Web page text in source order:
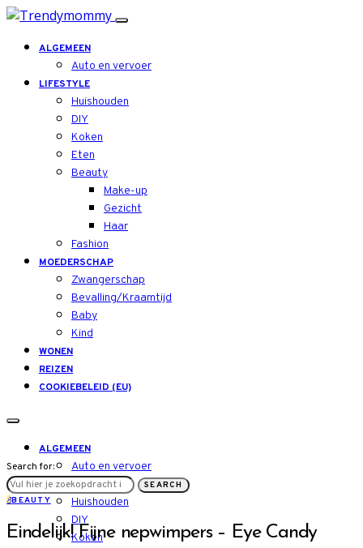
ALGEMEEN
Auto en vervoer
LIFESTYLE
Huishouden
DIY
Koken
Eten
Beauty
Make-up
Gezicht
Haar
Fashion
MOEDERSCHAP
Zwangerschap
Bevalling/Kraamtijd
Baby
Kind
WONEN
REIZEN
COOKIEBELEID (EU)
ALGEMEEN
Auto en vervoer
LIFESTYLE
Huishouden
DIY
Koken
Search for:
SEARCH
BBEAUTY
Eindelijk! Fijne nepwimpers – Eye Candy